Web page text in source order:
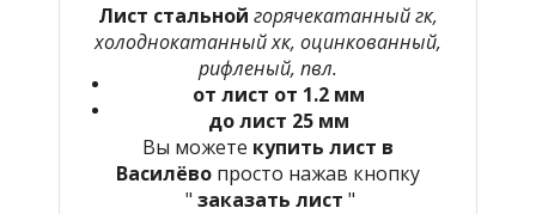
Лист стальной горячекатанный гк,
холоднокатанный хк, оцинкованный,
рифленый, пвл.
от лист от 1.2 мм
до лист 25 мм
Вы можете купить лист в
Василёво просто нажав кнопку
" заказать лист "